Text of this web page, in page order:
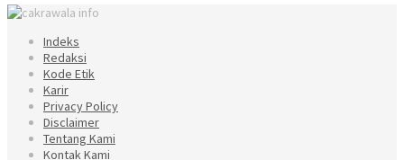
Indeks
Redaksi
Kode Etik
Karir
Privacy Policy
Disclaimer
Tentang Kami
Kontak Kami